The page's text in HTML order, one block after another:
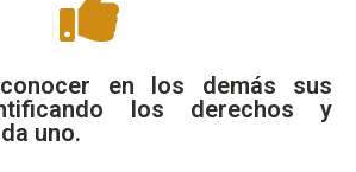
en los demás sus
los derechos y
uno.